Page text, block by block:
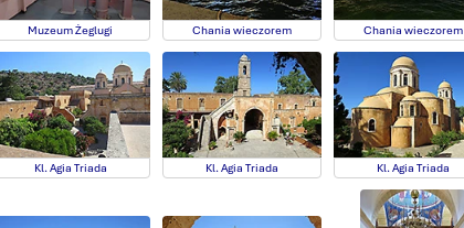
Muzeum Żeglugi Chania wieczorem Chania wieczorem
Kl. Agia Triada Kl. Agia Triada Kl. Agia Triada